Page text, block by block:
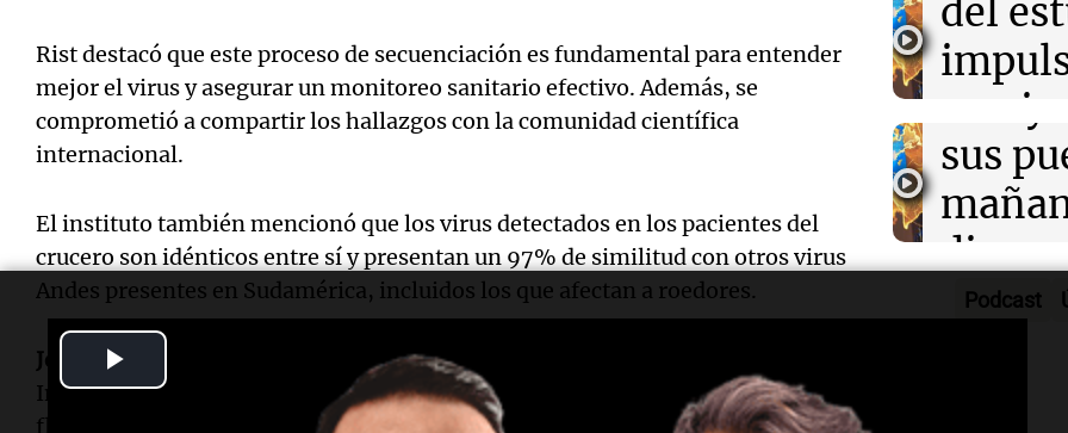
Rist destacó que este proceso de secuenciación es fundamental para entender
mejor el virus y asegurar un monitoreo sanitario efectivo. Además, se
comprometió a compartir los hallazgos con la comunidad científica
internacional.
El instituto también mencionó que los virus detectados en los pacientes del
crucero son idénticos entre sí y presentan un 97% de similitud con otros virus
Andes presentes en Sudamérica, incluidos los que afectan a roedores.
Jean-Claude Manuguerra
, director de la unidad de Medio Ambiente y Riesgo
Infeccioso del instituto, indicó que la variación observada parece ser una
fluctuación viral natural que no altera las características del virus detectado
Greco
Deportes
Episodios
del
Villa
Panorama
Episodios
la
sus
Audio.
María
Audio.
Podcast